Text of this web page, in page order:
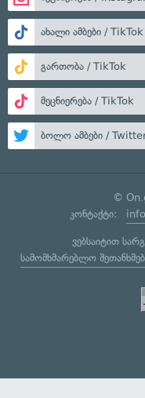
ახალი ამბები / TikTok
გართობა / TikTok
მეცნიერება / TikTok
ბოლო ამბები /
©
კონტაქტი:
ვებსაიტით
სამომხმარებლო